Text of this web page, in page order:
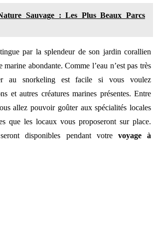
Sauvage : Les Plus Beaux Parcs
par la splendeur de son jardin corallien
marine abondante. Comme l’eau n’est pas très
au snorkeling est facile si vous voulez
et autres créatures marines présentes. Entre
allez pouvoir goûter aux spécialités locales
que les locaux vous proposeront sur place.
disponibles pendant votre voyage à